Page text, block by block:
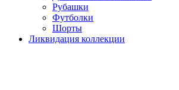
Рубашки
Футболки
Шорты
Ликвидация коллекции